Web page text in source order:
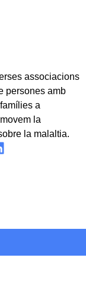
associacions
persones amb
a
la
la malaltia.